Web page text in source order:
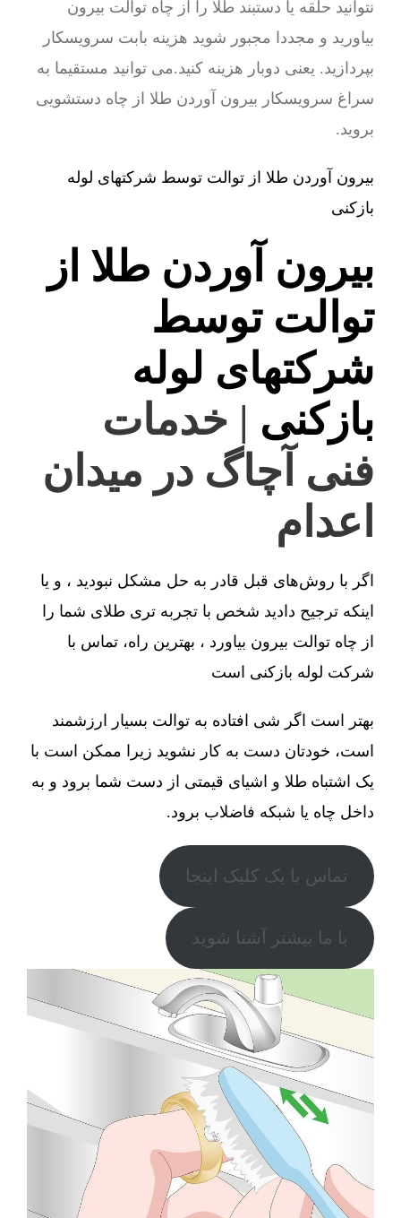
نتوانید حلقه یا دستبند طلا را از چاه توالت بیرون
بیاورید و مجددا مجبور شوید هزینه بابت سرویسکار
بپردازید. یعنی دوبار هزینه کنید.می توانید مستقیما به
سراغ سرویسکار بیرون آوردن طلا از چاه دستشویی
بروید.
بیرون آوردن طلا از توالت توسط شرکتهای لوله
بازکنی
بیرون آوردن طلا از
توالت توسط
شرکتهای لوله
بازکنی | خدمات
فنی آچاگ در میدان
اعدام
اگر با روش‌های قبل قادر به حل مشکل نبودید ، و یا
اینکه ترجیح دادید شخص با تجربه تری طلای شما را
از چاه توالت بیرون بیاورد ، بهترین راه، تماس با
شرکت لوله بازکنی است
بهتر است اگر شی افتاده به توالت بسیار ارزشمند
است، خودتان دست به کار نشوید زیرا ممکن است با
یک اشتباه طلا و اشیای قیمتی از دست شما برود و به
داخل چاه یا شبکه فاضلاب برود.
تماس با یک کلیک اینجا
با ما بیشتر آشنا شوید